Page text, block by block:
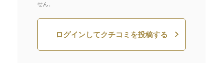
せん。
ログインしてクチコミを投稿する